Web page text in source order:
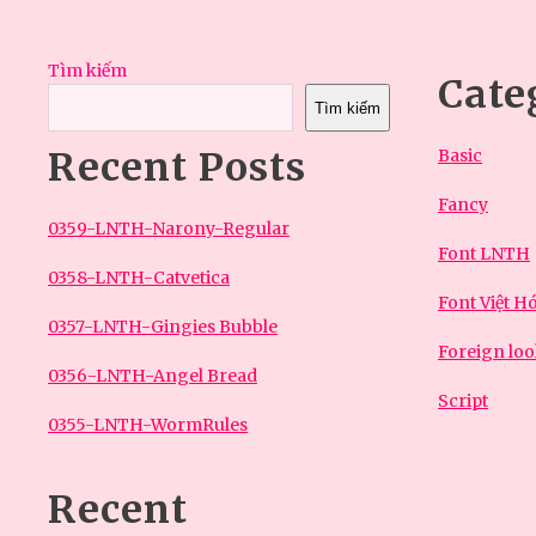
Tìm kiếm
Tìm kiếm
Recent Posts
0359-LNTH-Narony-Regular
0358-LNTH-Catvetica
0357-LNTH-Gingies Bubble
0356-LNTH-Angel Bread
0355-LNTH-WormRules
Recent
Basic
Fancy
Font LNTH
Font Việt
Foreign
Script